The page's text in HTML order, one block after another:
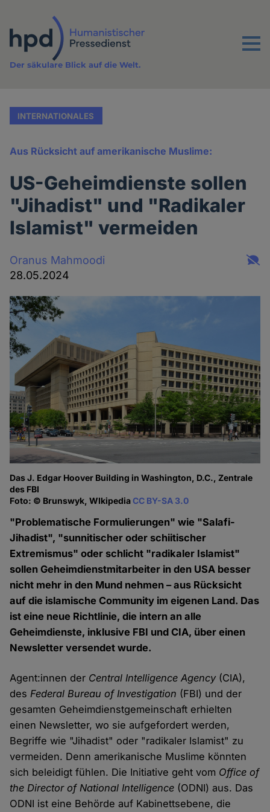
Inhalt
Menu
Der säkulare Blick auf die Welt.
INTERNATIONALES
Aus Rücksicht auf amerikanische Muslime:
US-Geheimdienste sollen
"Jihadist" und "Radikaler
Islamist" vermeiden
Oranus Mahmoodi
28.05.2024
Das J. Edgar Hoover Building in Washington, D.C., Zentrale
des FBI
Foto: © Brunswyk, WIkipediaCC BY-SA 3.0
"Problematische Formulierungen" wie "Salafi-
Jihadist", "sunnitischer oder schiitischer
Extremismus" oder schlicht "radikaler Islamist"
sollen Geheimdienstmitarbeiter in den USA besser
nicht mehr in den Mund nehmen – aus Rücksicht
auf die islamische Community im eigenen Land. Das
ist eine neue Richtlinie, die intern an alle
Geheimdienste, inklusive FBI und CIA, über einen
Newsletter versendet wurde.
Agent:innen der Central Intelligence Agency(CIA),
desFederal Bureau of Investigation (FBI) und der
gesamten Geheimdienstgemeinschaft erhielten
einen Newsletter, wo sie aufgefordert werden,
Begriffe wie "Jihadist" oder "radikaler Islamist" zu
vermeiden. Denn amerikanische Muslime könnten
sich beleidigt fühlen. Die Initiative geht vom Office of
the Director of National Intelligence (ODNI) aus. Das
ODNI ist eine Behörde auf Kabinettsebene, die